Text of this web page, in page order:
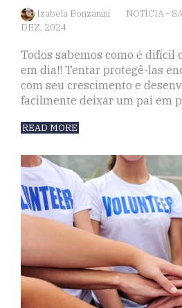
Izabela Bonzanini NOTÍCIA -
DEZ, 2024
Todos sabemos como é difícil
em dia!! Tentar protegê-las
com seu crescimento e
facilmente deixar um pai em
READ MORE